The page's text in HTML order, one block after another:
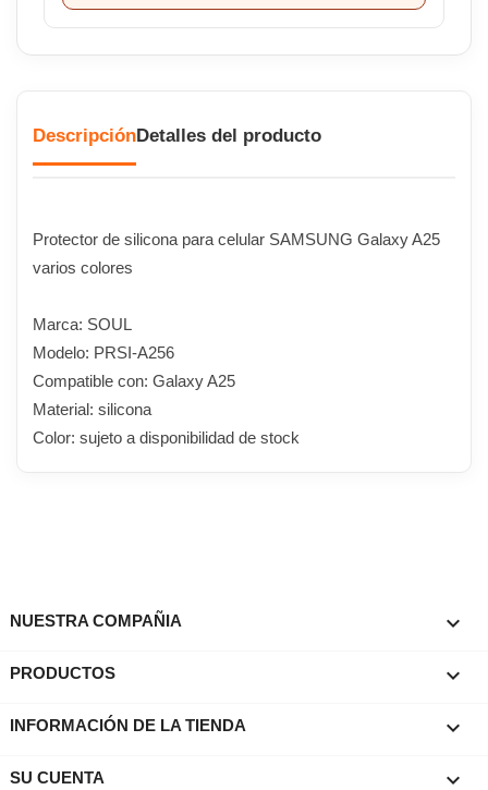
DescripciónDetalles del producto
Protector de silicona para celular SAMSUNG Galaxy A25
varios colores
Marca: SOUL
Modelo: PRSI-A256
Compatible con: Galaxy A25
Material: silicona
Color: sujeto a disponibilidad de stock
NUESTRA COMPAÑIA 
PRODUCTOS 
INFORMACIÓN DE LA TIENDA keyboard_arrow_down
SU CUENTA 